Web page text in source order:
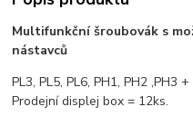
Multifunkční šroubovák s
nástavců
PL3, PL5, PL6, PH1, PH2 ,PH3
Prodejní displej box = 12ks.